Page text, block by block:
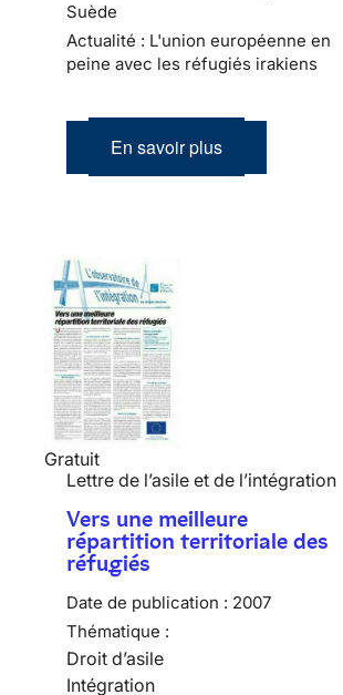
Suède
Actualité : L'union européenne en
peine avec les réfugiés irakiens
En savoir plus
Gratuit
Lettre de l’asile et de l’intégration
Vers une meilleure
répartition territoriale des
réfugiés
Date de publication : 2007
Thématique :
Droit d’asile
Intégration